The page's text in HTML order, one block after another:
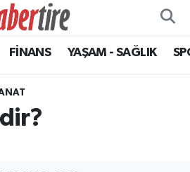
FİNANS YAŞAM - SAĞLIK
Haritası